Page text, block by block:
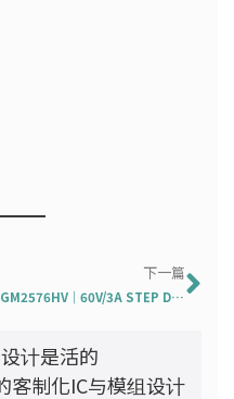
下一篇
EGM2576HV｜60V/3A STEP DOWN VOLTAGE SWITCHING REGULATORS
下
计是活的
客制化IC与模组设计